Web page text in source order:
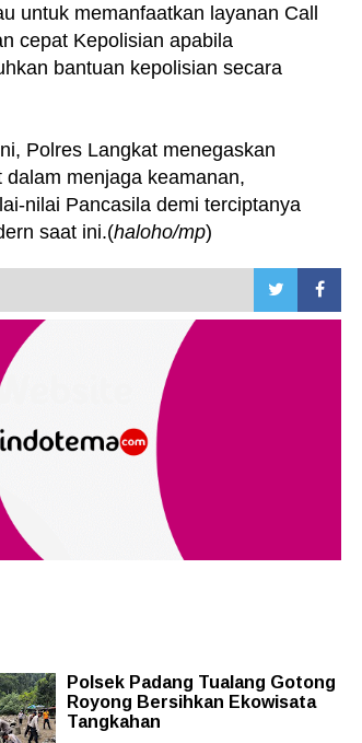
untuk memanfaatkan layanan Call
cepat Kepolisian apabila
bantuan kepolisian secara
Polres Langkat menegaskan
menjaga keamanan,
nilai Pancasila demi terciptanya
saat ini.(haloho/mp)
Polsek Padang Tualang Gotong
Royong Bersihkan Ekowisata
Tangkahan